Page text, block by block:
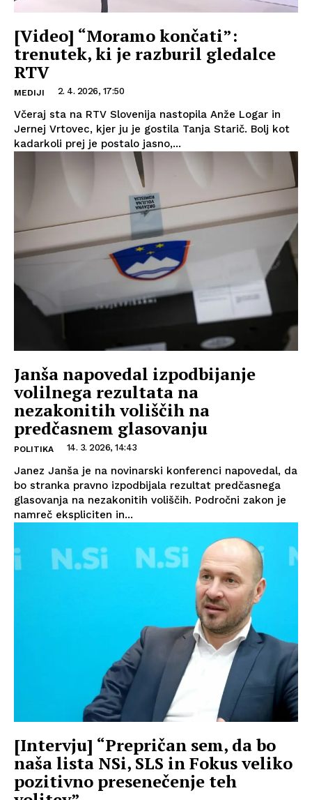
[Video] “Moramo končati”:
trenutek, ki je razburil gledalce
RTV
MEDIJI 2. 4. 2026, 17:50
Včeraj sta na RTV Slovenija nastopila Anže Logar in
Jernej Vrtovec, kjer ju je gostila Tanja Starič. Bolj kot
kadarkoli prej je postalo jasno,...
Janša napovedal izpodbijanje
volilnega rezultata na
nezakonitih voliščih na
predčasnem glasovanju
POLITIKA 14. 3. 2026, 14:43
Janez Janša je na novinarski konferenci napovedal, da
bo stranka pravno izpodbijala rezultat predčasnega
glasovanja na nezakonitih voliščih. Področni zakon je
namreč ekspliciten in...
[Intervju] “Prepričan sem, da bo
naša lista NSi, SLS in Fokus veliko
pozitivno presenečenje teh